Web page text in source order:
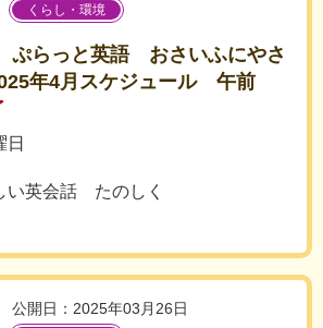
くらし・環境
ぷらっと英語 おさいふにやさ
年4月スケジュール 午前
日
い英会話 たのしく
公開日：2025年03月26日